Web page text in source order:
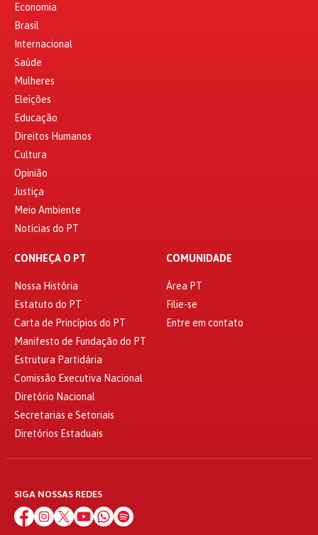
Economia
Brasil
Internacional
Saúde
Mulheres
Eleições
Educação
Direitos Humanos
Cultura
Opinião
Justiça
Meio Ambiente
Notícias do PT
CONHEÇA O PT
Nossa História
Estatuto do PT
Carta de Princípios do PT
Manifesto de Fundação do PT
Estrutura Partidária
Comissão Executiva Nacional
Diretório Nacional
Secretarias e Setoriais
Diretórios Estaduais
COMUNIDADE
Área PT
Filie-se
Entre em contato
SIGA NOSSAS REDES